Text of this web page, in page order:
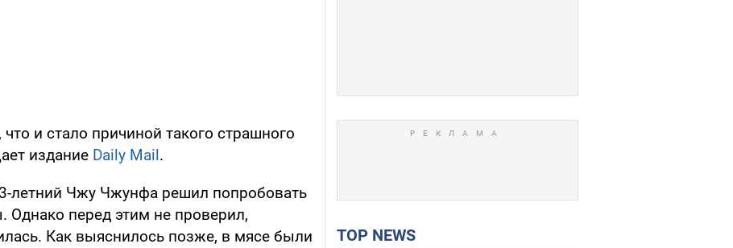
и стало причиной такого страшного
издание Daily Mail.
летний Чжу Чжунфа решил попробовать
Однако перед этим не проверил,
Как выяснилось позже, в мясе были
TOP NEWS